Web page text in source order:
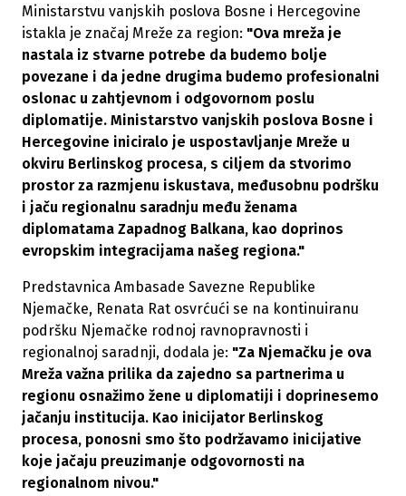
Ministarstvu vanjskih poslova Bosne i Hercegovine
istakla je značaj Mreže za region: "Ova mreža je
nastala iz stvarne potrebe da budemo bolje
povezane i da jedne drugima budemo profesionalni
oslonac u zahtjevnom i odgovornom poslu
diplomatije. Ministarstvo vanjskih poslova Bosne i
Hercegovine iniciralo je uspostavljanje Mreže u
okviru Berlinskog procesa, s ciljem da stvorimo
prostor za razmjenu iskustava, međusobnu podršku
i jaču regionalnu saradnju među ženama
diplomatama Zapadnog Balkana, kao doprinos
evropskim integracijama našeg regiona."
Predstavnica Ambasade Savezne Republike
Njemačke, Renata Rat osvrćući se na kontinuiranu
podršku Njemačke rodnoj ravnopravnosti i
regionalnoj saradnji, dodala je: "Za Njemačku je ova
Mreža važna prilika da zajedno sa partnerima u
regionu osnažimo žene u diplomatiji i doprinesemo
jačanju institucija. Kao inicijator Berlinskog
procesa, ponosni smo što podržavamo inicijative
koje jačaju preuzimanje odgovornosti na
regionalnom nivou."